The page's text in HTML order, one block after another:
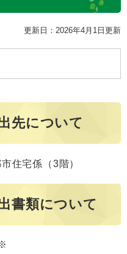
更新日：2026年4月1日更新
先について
住宅係（3階）
書類について